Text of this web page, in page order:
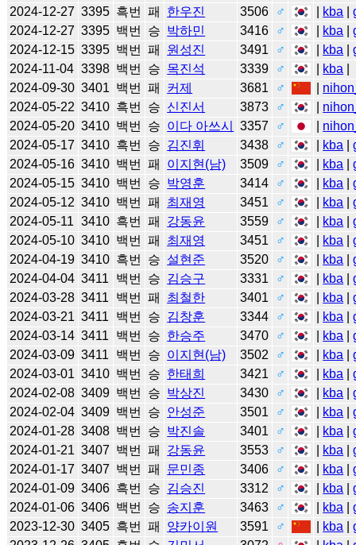
2024-12-27 3395 흑번 패 한우진 3506 ♂ kba |
2024-12-27 3395 백번 승 박하민 3416 ♂ kba |
2024-12-15 3395 백번 패 원성진 3491 ♂ kba |
2024-11-04 3398 백번 승 목진석 3339 ♂ kba
2024-09-30 3401 백번 패 커제 3681 ♂
2024-05-22 3410 흑번 승 신진서 3873 ♂
2024-05-20 3410 백번 승 이다 아쓰시 3357 ♂
2024-05-17 3410 흑번 승 김진휘 3438 ♂ kba |
2024-05-16 3410 백번 패 이지현(남) 3509 ♂ kba |
2024-05-15 3410 백번 승 박영훈 3414 ♂ kba |
2024-05-12 3410 백번 패 최재영 3451 ♂ kba |
2024-05-11 3410 흑번 패 강동윤 3559 ♂ kba |
2024-05-10 3410 백번 패 최재영 3451 ♂ kba |
2024-04-19 3410 흑번 승 설현준 3520 ♂ kba |
2024-04-04 3411 백번 승 김승구 3331 ♂ kba |
2024-03-28 3411 백번 패 최철한 3401 ♂ kba |
2024-03-21 3411 백번 승 김창훈 3344 ♂ kba |
2024-03-14 3411 백번 승 한승주 3470 ♂ kba |
2024-03-09 3411 백번 승 이지현(남) 3502 ♂ kba |
2024-03-01 3410 백번 승 한태희 3421 ♂ kba |
2024-02-08 3409 백번 승 박상진 3430 ♂ kba |
2024-02-04 3409 백번 승 안성준 3501 ♂ kba |
2024-01-28 3408 백번 승 박진솔 3401 ♂ kba |
2024-01-21 3407 백번 패 강동윤 3553 ♂ kba |
2024-01-17 3407 백번 패 문민종 3406 ♂ kba |
2024-01-09 3406 흑번 승 김승진 3312 ♂ kba |
2024-01-06 3406 백번 승 송지훈 3463 ♂ kba |
2023-12-30 3405 흑번 패 양카이원 3591 ♂ kba |